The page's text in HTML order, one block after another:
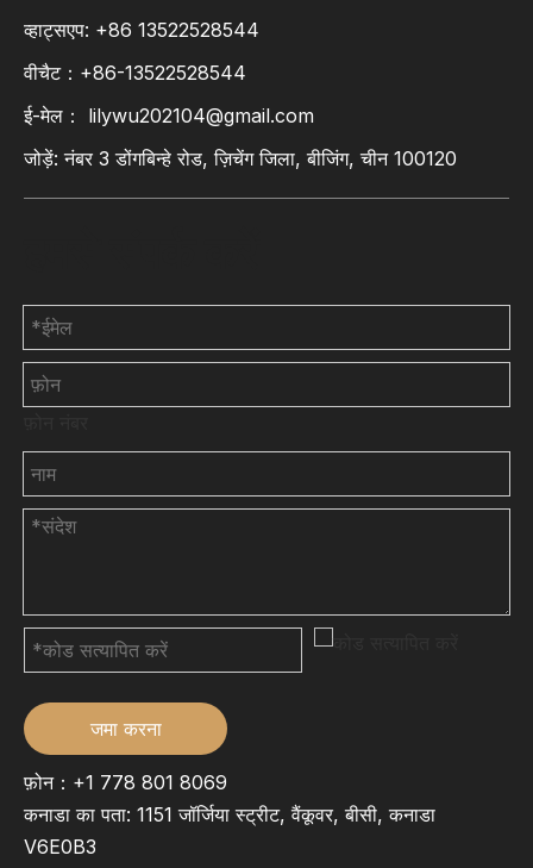
व्हाट्सएप: +86 13522528544
वीचैट：+86-13522528544
ई-मेल： lilywu202104@gmail.com
जोड़ें: नंबर 3 डोंगबिन्हे रोड, ज़िचेंग जिला, बीजिंग, चीन 100120
जमा करना
फ़ोन：+1 778 801 8069
कनाडा का पता: 1151 जॉर्जिया स्ट्रीट, वैंकूवर, बीसी, कनाडा
V6E0B3